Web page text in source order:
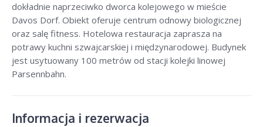
dokładnie naprzeciwko dworca kolejowego w mieście
Davos Dorf. Obiekt oferuje centrum odnowy biologicznej
oraz salę fitness. Hotelowa restauracja zaprasza na
potrawy kuchni szwajcarskiej i międzynarodowej. Budynek
jest usytuowany 100 metrów od stacji kolejki linowej
Parsennbahn.
Informacja i rezerwacja